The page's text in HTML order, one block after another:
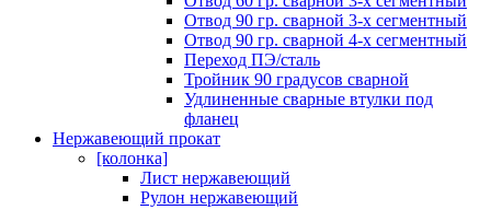
Отвод 90 гр. сварной 3-х сегментный
Отвод 90 гр. сварной 4-х сегментный
Переход ПЭ/сталь
Тройник 90 градусов сварной
Удлиненные сварные втулки под
фланец
Нержавеющий прокат
[колонка]
Лист нержавеющий
Рулон нержавеющий